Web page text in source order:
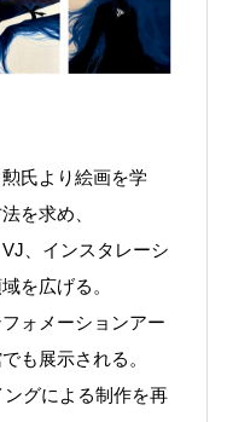
氏より絵画を学
を求め、
、インスタレーシ
を広げる。
ォメーションアー
も展示される。
グによる制作を再